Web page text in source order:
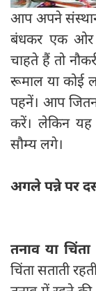
आप अपने
बंधकर एक ओर
चाहते हैं तो
रूमाल या कोई
पहनें। आप
करें। लेकिन
सौम्य लगे।
अगले पन्ने पर
तनाव या चिंता
चिंता सताती